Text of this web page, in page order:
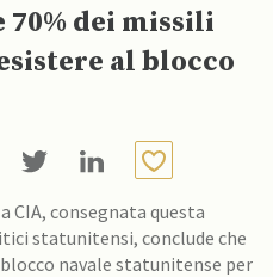
70% dei missili
al blocco
CIA, consegnata questa
statunitensi, conclude che
navale statunitense per